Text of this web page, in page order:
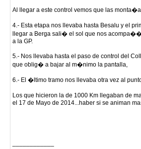
Al llegar a este control vemos que las
4.- Esta etapa nos llevaba hasta Besalu y el
llegar a Berga sali� el sol que nos
a la GP.
5.- Nos llevaba hasta el paso de control del
que oblig� a bajar al m�nimo la pantalla,
6.- El �ltimo tramo nos llevaba otra vez al
Los que hicieron la de 1000 Km llegaban de
el 17 de Mayo de 2014...haber si se animan